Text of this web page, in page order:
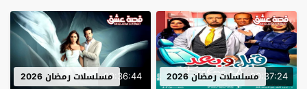
00:37:24مسلسلات رمضان 2026 00:36:44مسلسلات رمضان 2026